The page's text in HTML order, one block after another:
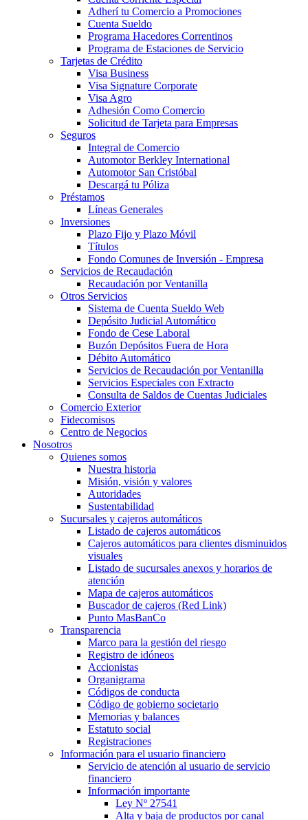
Adherí tu Comercio a Promociones
Cuenta Sueldo
Programa Hacedores Correntinos
Programa de Estaciones de Servicio
Tarjetas de Crédito
Visa Business
Visa Signature Corporate
Visa Agro
Adhesión Como Comercio
Solicitud de Tarjeta para Empresas
Seguros
Integral de Comercio
Automotor Berkley International
Automotor San Cristóbal
Descargá tu Póliza
Préstamos
Líneas Generales
Inversiones
Plazo Fijo y Plazo Móvil
Títulos
Fondo Comunes de Inversión - Empresa
Servicios de Recaudación
Recaudación por Ventanilla
Otros Servicios
Sistema de Cuenta Sueldo Web
Depósito Judicial Automático
Fondo de Cese Laboral
Buzón Depósitos Fuera de Hora
Débito Automático
Servicios de Recaudación por Ventanilla
Servicios Especiales con Extracto
Consulta de Saldos de Cuentas Judiciales
Comercio Exterior
Fidecomisos
Centro de Negocios
Nosotros
Quienes somos
Nuestra historia
Misión, visión y valores
Autoridades
Sustentabilidad
Sucursales y cajeros automáticos
Listado de cajeros automáticos
Cajeros automáticos para clientes disminuidos
visuales
Listado de sucursales anexos y horarios de
atención
Mapa de cajeros automáticos
Buscador de cajeros (Red Link)
Punto MasBanCo
Transparencia
Marco para la gestión del riesgo
Registro de idóneos
Accionistas
Organigrama
Códigos de conducta
Código de gobierno societario
Memorias y balances
Estatuto social
Registraciones
Información para el usuario financiero
Servicio de atención al usuario de servicio
financiero
Información importante
Ley Nº 27541
Alta y baja de productos por canal